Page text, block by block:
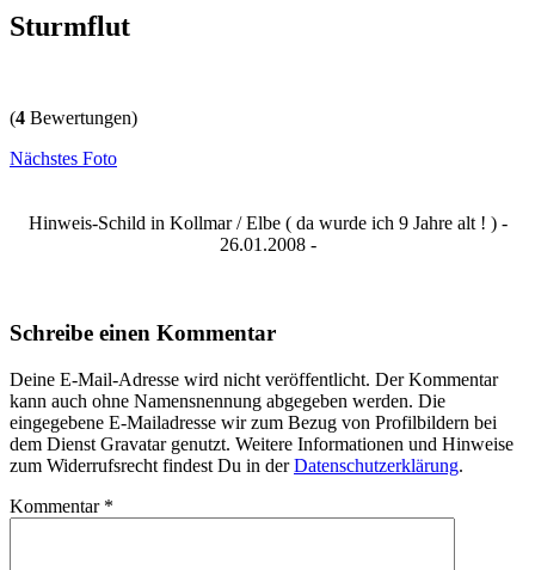
Sturmflut
(4 Bewertungen)
Nächstes Foto
Hinweis-Schild in Kollmar / Elbe ( da wurde ich 9 Jahre alt ! ) -
26.01.2008 -
Schreibe einen Kommentar
Deine E-Mail-Adresse wird nicht veröffentlicht. Der Kommentar
kann auch ohne Namensnennung abgegeben werden. Die
eingegebene E-Mailadresse wir zum Bezug von Profilbildern bei
dem Dienst Gravatar genutzt. Weitere Informationen und Hinweise
zum Widerrufsrecht findest Du in derDatenschutzerklärung.
Kommentar *